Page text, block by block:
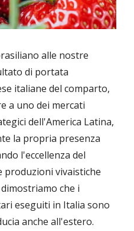
alle nostre
di portata
italiane del comparto,
a uno dei mercati
dell'America Latina,
la propria presenza
l'eccellenza del
produzioni vivaistiche
che i
eseguiti in Italia sono
anche all'estero.